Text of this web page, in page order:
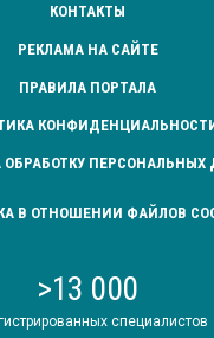
КОНТАКТЫ
РЕКЛАМА НА САЙТЕ
ПРАВИЛА ПОРТАЛА
ОБРАБОТКУ
В ОТНОШЕНИИ ФАЙЛОВ
>13 000
специалистов